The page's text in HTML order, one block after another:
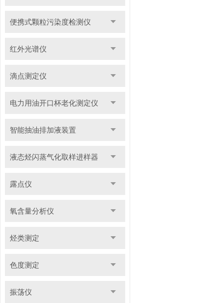
便携式颗粒污染度检测仪
红外光谱仪
滴点测定仪
电力用油开口杯老化测定仪
智能抽油排加液装置
液态烃闪蒸气化取样进样器
露点仪
氧含量分析仪
烃类测定
色度测定
振荡仪